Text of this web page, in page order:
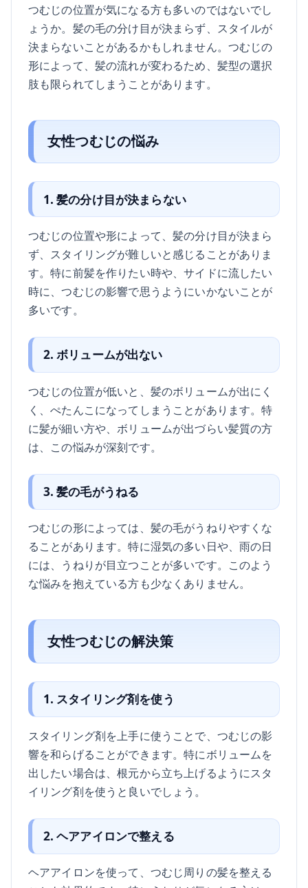
つむじの位置が気になる方も多いのではないでし
ょうか。髪の毛の分け目が決まらず、スタイルが
決まらないことがあるかもしれません。つむじの
形によって、髪の流れが変わるため、髪型の選択
肢も限られてしまうことがあります。
女性つむじの悩み
1. 髪の分け目が決まらない
つむじの位置や形によって、髪の分け目が決まら
ず、スタイリングが難しいと感じることがありま
す。特に前髪を作りたい時や、サイドに流したい
時に、つむじの影響で思うようにいかないことが
多いです。
2. ボリュームが出ない
つむじの位置が低いと、髪のボリュームが出にく
く、ぺたんこになってしまうことがあります。特
に髪が細い方や、ボリュームが出づらい髪質の方
は、この悩みが深刻です。
3. 髪の毛がうねる
つむじの形によっては、髪の毛がうねりやすくな
ることがあります。特に湿気の多い日や、雨の日
には、うねりが目立つことが多いです。このよう
な悩みを抱えている方も少なくありません。
女性つむじの解決策
1. スタイリング剤を使う
スタイリング剤を上手に使うことで、つむじの影
響を和らげることができます。特にボリュームを
出したい場合は、根元から立ち上げるようにスタ
イリング剤を使うと良いでしょう。
2. ヘアアイロンで整える
ヘアアイロンを使って、つむじ周りの髪を整える